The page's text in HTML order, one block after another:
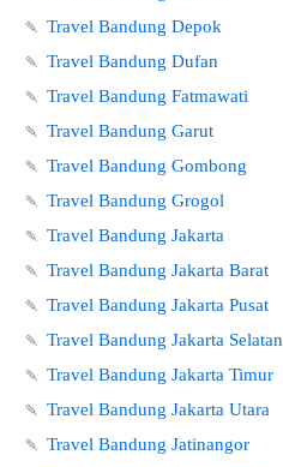
🍡 Travel Bandung Depok
🍡 Travel Bandung Dufan
🍡 Travel Bandung Fatmawati
🍡 Travel Bandung Garut
🍡 Travel Bandung Gombong
🍡 Travel Bandung Grogol
🍡 Travel Bandung Jakarta
🍡 Travel Bandung Jakarta Barat
🍡 Travel Bandung Jakarta Pusat
🍡 Travel Bandung Jakarta Selatan
🍡 Travel Bandung Jakarta Timur
🍡 Travel Bandung Jakarta Utara
🍡 Travel Bandung Jatinangor